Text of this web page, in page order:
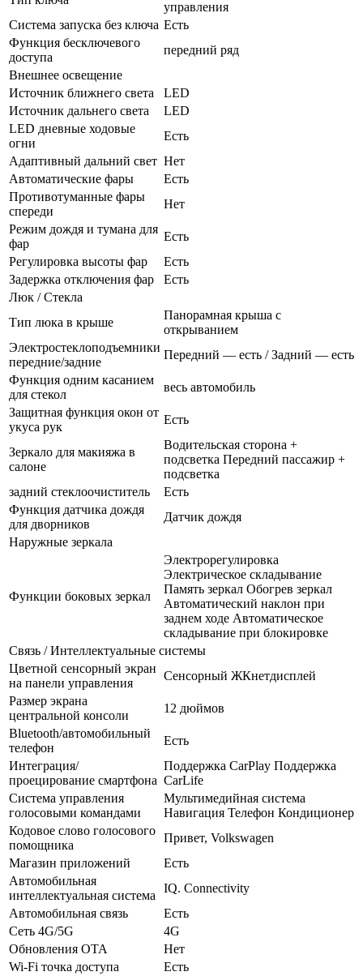
управления
Система запуска без ключа Есть
Функция бесключевого
доступа
передний ряд
Внешнее освещение
Источник ближнего света
LED
Источник дальнего света
LED
LED дневные ходовые
огни
Есть
Адаптивный дальний свет Нет
Автоматические фары
Есть
Противотуманные фары
спереди
Нет
Режим дождя и тумана для
фар
Есть
Регулировка высоты фар
Есть
Задержка отключения фар
Есть
Люк / Стекла
Тип люка в крыше
Панорамная крыша с
открыванием
Электростеклоподъемники
передние/задние
Передний — есть / Задний — есть
Функция одним касанием
для стекол
весь автомобиль
Защитная функция окон от
укуса рук
Есть
Зеркало для макияжа в
салоне
Водительская сторона +
подсветка Передний пассажир +
подсветка
задний стеклоочиститель
Есть
Функция датчика дождя
для дворников
Датчик дождя
Наружные зеркала
Функции боковых зеркал
Электрорегулировка
Электрическое складывание
Память зеркал Обогрев зеркал
Автоматический наклон при
заднем ходе Автоматическое
складывание при блокировке
Связь / Интеллектуальные системы
Цветной сенсорный экран
на панели управления
Сенсорный ЖКнетдисплей
Размер экрана
центральной консоли
12 дюймов
Bluetooth/автомобильный
телефон
Есть
Интеграция/
проецирование смартфона
Поддержка CarPlay Поддержка
CarLife
Система управления
голосовыми командами
Мультимедийная система
Навигация Телефон Кондиционер
Кодовое слово голосового
помощника
Привет, Volkswagen
Магазин приложений
Есть
Автомобильная
интеллектуальная система
IQ. Connectivity
Автомобильная связь
Есть
Сеть 4G/5G
4G
Обновления OTA
Нет
Wi-Fi точка доступа
Есть